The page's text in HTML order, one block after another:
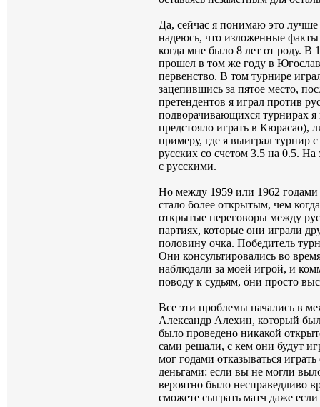
Да, сейчас я понимаю это лучше
надеюсь, что изложенные факты
когда мне было 8 лет от роду. В
прошел в том же году в
первенство. В том турнире
зацепившись за пятое место,
претендентов я играл против
подворачивающихся турнирах
предстояло играть в Кюрасао),
примеру, где я выиграл турнир
русских со счетом 3.5 на 0.5.
с русскими.
Но между 1959 или 1962 годами
стало более открытым, чем
открытые переговоры между
партиях, которые они играли
половину очка. Победитель
Они консультировались во
наблюдали за моей игрой, и
поводу к судьям, они просто
Все эти проблемы начались в
Александр Алехин, который
было проведено никакой
сами решали, с кем они будут
мог годами отказываться
деньгами: если вы не могли
вероятно было несправедливо
сможете сыграть матч даже